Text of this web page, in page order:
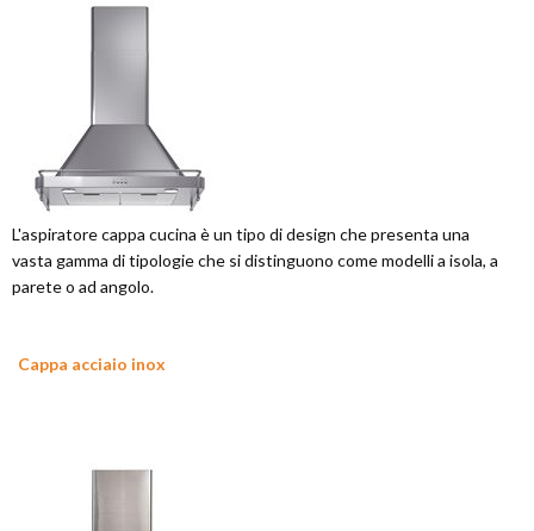
L'aspiratore cappa cucina è un tipo di design che presenta una
vasta gamma di tipologie che si distinguono come modelli a isola, a
parete o ad angolo.
Cappa acciaio inox